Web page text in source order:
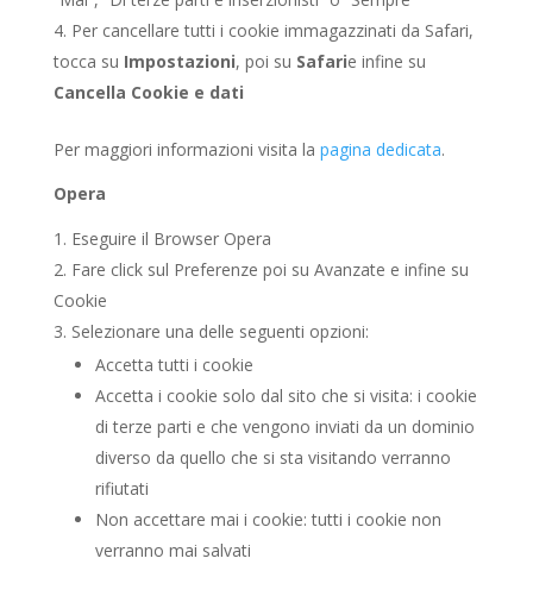
Per cancellare tutti i cookie immagazzinati da Safari,
tocca su Impostazioni, poi su Safarie infine su
Cancella Cookie e dati
Per maggiori informazioni visita la pagina dedicata.
Opera
Eseguire il Browser Opera
Fare click sul Preferenze poi su Avanzate e infine su
Cookie
Selezionare una delle seguenti opzioni:
Accetta tutti i cookie
Accetta i cookie solo dal sito che si visita: i cookie
di terze parti e che vengono inviati da un dominio
diverso da quello che si sta visitando verranno
rifiutati
Non accettare mai i cookie: tutti i cookie non
verranno mai salvati